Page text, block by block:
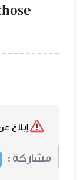
مشاركة :